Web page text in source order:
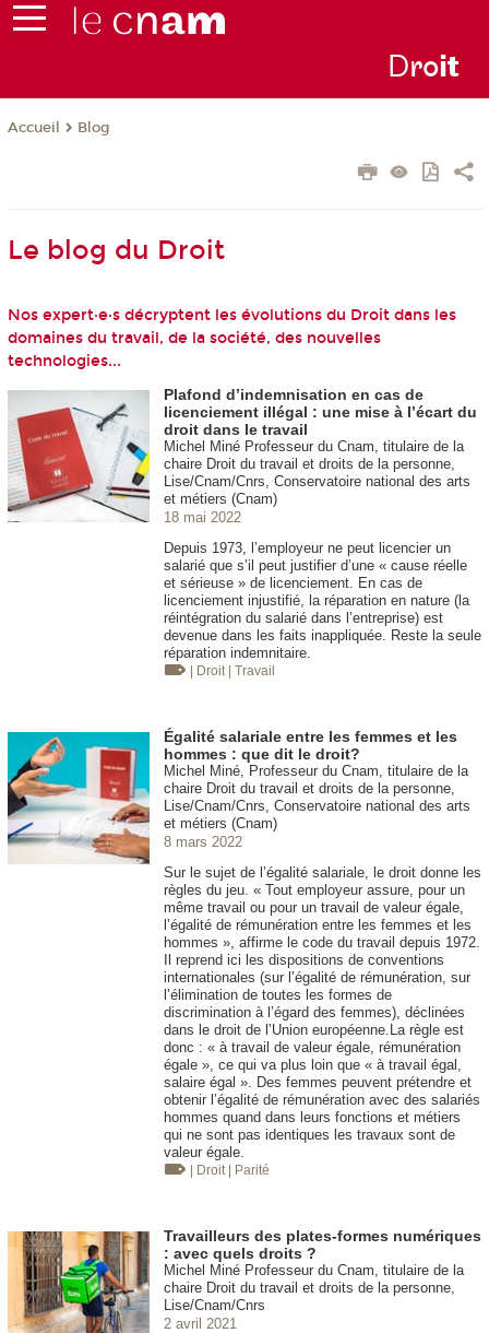
Droit
Accueil Blog
Le blog du Droit
Nos expert·e·s décryptent les évolutions du Droit dans les
domaines du travail, de la société, des nouvelles
technologies...
Plafond d’indemnisation en cas de
licenciement illégal : une mise à l’écart du
droit dans le travail
Michel Miné Professeur du Cnam, titulaire de la
chaire Droit du travail et droits de la personne,
Lise/Cnam/Cnrs, Conservatoire national des arts
et métiers (Cnam)
18 mai 2022
Depuis 1973, l’employeur ne peut licencier un
salarié que s’il peut justifier d’une « cause réelle
et sérieuse » de licenciement. En cas de
licenciement injustifié, la réparation en nature (la
réintégration du salarié dans l’entreprise) est
devenue dans les faits inappliquée. Reste la seule
réparation indemnitaire.
| Droit | Travail
Égalité salariale entre les femmes et les
hommes : que dit le droit?
Michel Miné, Professeur du Cnam, titulaire de la
chaire Droit du travail et droits de la personne,
Lise/Cnam/Cnrs, Conservatoire national des arts
et métiers (Cnam)
8 mars 2022
Sur le sujet de l’égalité salariale, le droit donne les
règles du jeu. « Tout employeur assure, pour un
même travail ou pour un travail de valeur égale,
l’égalité de rémunération entre les femmes et les
hommes », affirme le code du travail depuis 1972.
Il reprend ici les dispositions de conventions
internationales (sur l’égalité de rémunération, sur
l’élimination de toutes les formes de
discrimination à l’égard des femmes), déclinées
dans le droit de l’Union européenne.La règle est
donc : « à travail de valeur égale, rémunération
égale », ce qui va plus loin que « à travail égal,
salaire égal ». Des femmes peuvent prétendre et
obtenir l’égalité de rémunération avec des salariés
hommes quand dans leurs fonctions et métiers
qui ne sont pas identiques les travaux sont de
valeur égale.
| Droit | Parité
Travailleurs des plates-formes numériques
: avec quels droits ?
Michel Miné Professeur du Cnam, titulaire de la
chaire Droit du travail et droits de la personne,
Lise/Cnam/Cnrs
2 avril 2021